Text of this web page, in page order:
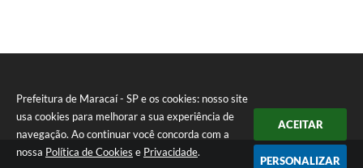
Prefeitura de Maracaí - SP e os cookies: nosso site
usa cookies para melhorar a sua experiência de
navegação. Ao continuar você concorda com a
nossa Política de Cookies e Privacidade.
ACEITAR
PERSONALIZAR